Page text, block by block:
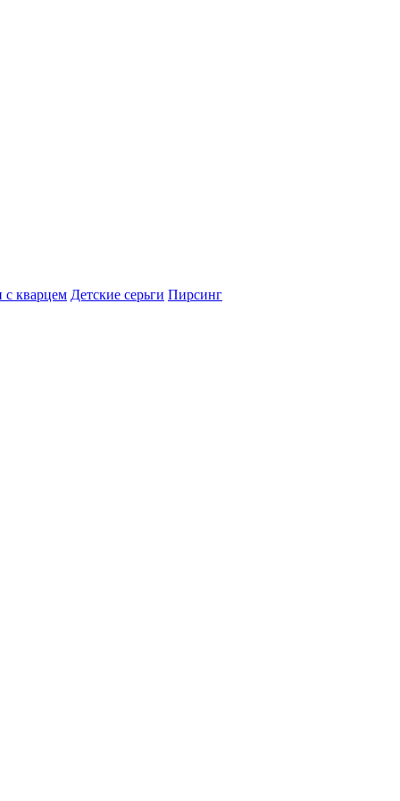
с кварцем Детские серьги Пирсинг